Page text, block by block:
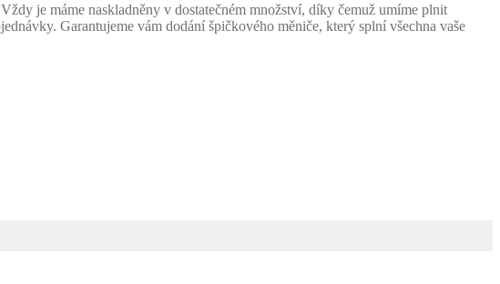
je máme naskladněny v dostatečném množství, díky čemuž umíme plnit
Garantujeme vám dodání špičkového měniče, který splní všechna vaše